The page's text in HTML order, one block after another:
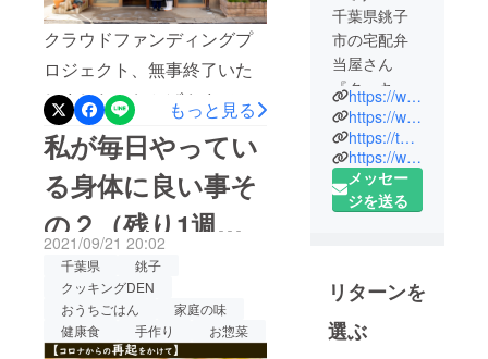
クラウドファンディングプ
ロジェクト、無事終了いた
しました！おかげさまで、
ゴールに達成いたしまし
た。ネクストゴールには満
たなかったものの、最初の
ゴールに達成でき、皆様に
は大変感謝しております。
ご支援ならびに応援ありが
とうございました。7月末に
スタートし9月末まで約2か
もっと見る
私が毎日やってい
る身体に良い事そ
の２（残り1週間
よろしくお願いし
ます！）
2021/09/21 20:02
千葉県
銚子
クッキングDEN
おうちごはん
家庭の味
健康食
手作り お惣菜
千葉県銚子
市の宅配弁
当屋さん
『クッキン
グDEN』
1988年11月
15日創業
素材や調味
体の中から
健康になれ
る美味しい
https://www.cookingden-choshi.com/
https://www.facebook.com/cookingden.choshi
https://twitter.com/cooking_den
https://www.instagram.com/cooking_den/
メッセー
ジを送る
リターンを
選ぶ